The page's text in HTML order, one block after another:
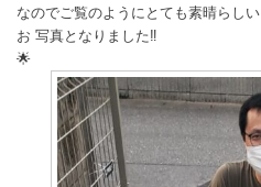
なのでご覧のようにとても素晴らしい
お 写真となりました‼️
🌟